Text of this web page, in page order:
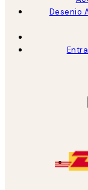
Desenio